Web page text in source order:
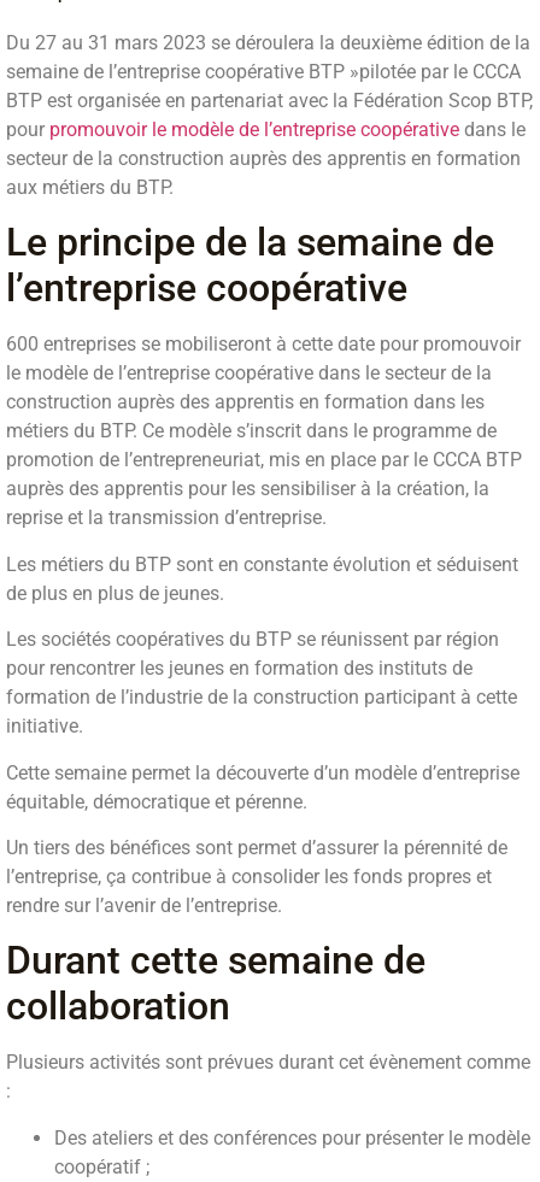
Du 27 au 31 mars 2023 se déroulera la deuxième édition de la
semaine de l’entreprise coopérative BTP »pilotée par le CCCA
BTP est organisée en partenariat avec la Fédération Scop BTP,
pour promouvoir le modèle de l’entreprise coopérative dans le
secteur de la construction auprès des apprentis en formation
aux métiers du BTP.
Le principe de la semaine de
l’entreprise coopérative
600 entreprises se mobiliseront à cette date pour promouvoir
le modèle de l’entreprise coopérative dans le secteur de la
construction auprès des apprentis en formation dans les
métiers du BTP. Ce modèle s’inscrit dans le programme de
promotion de l’entrepreneuriat, mis en place par le CCCA BTP
auprès des apprentis pour les sensibiliser à la création, la
reprise et la transmission d’entreprise.
Les métiers du BTP sont en constante évolution et séduisent
de plus en plus de jeunes.
Les sociétés coopératives du BTP se réunissent par région
pour rencontrer les jeunes en formation des instituts de
formation de l’industrie de la construction participant à cette
initiative.
Cette semaine permet la découverte d’un modèle d’entreprise
équitable, démocratique et pérenne.
Un tiers des bénéfices sont permet d’assurer la pérennité de
l’entreprise, ça contribue à consolider les fonds propres et
rendre sur l’avenir de l’entreprise.
Durant cette semaine de
collaboration
Plusieurs activités sont prévues durant cet évènement comme
:
Des ateliers et des conférences pour présenter le modèle
coopératif ;